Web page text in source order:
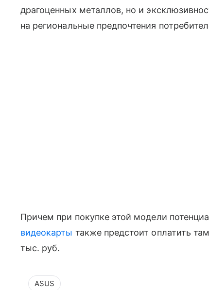
драгоценных металлов, но и
на региональные предпочтения
Причем при покупке этой модели
видеокарты также предстоит оплатить
тыс. руб.
ASUS